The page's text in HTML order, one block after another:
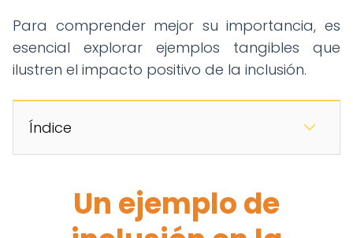
Para comprender mejor su importancia, es
esencial explorar ejemplos tangibles que
ilustren el impacto positivo de la inclusión.
Índice
Un ejemplo de